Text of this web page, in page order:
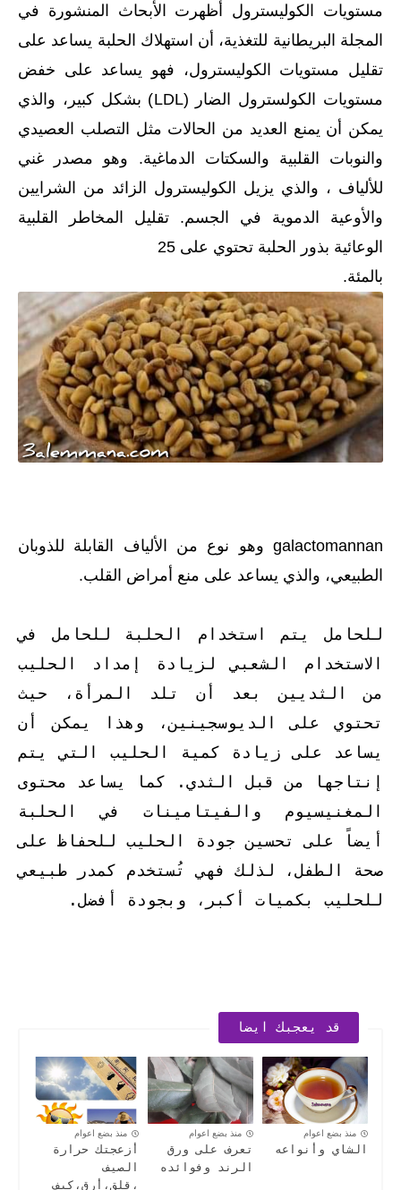
مستويات الكوليسترول أظهرت الأبحاث المنشورة في
المجلة البريطانية للتغذية، أن استهلاك الحلبة يساعد على
تقليل مستويات الكوليسترول، فهو يساعد على خفض
مستويات الكولسترول الضار (LDL) بشكل كبير، والذي
يمكن أن يمنع العديد من الحالات مثل التصلب العصيدي
والنوبات القلبية والسكتات الدماغية. وهو مصدر غني
للألياف ، والذي يزيل الكوليسترول الزائد من الشرايين
والأوعية الدموية في الجسم. تقليل المخاطر القلبية
الوعائية بذور الحلبة تحتوي على 25
بالمئة.
galactomannan وهو نوع من الألياف القابلة للذوبان
الطبيعي، والذي يساعد على منع أمراض القلب.
للحامل يتم استخدام الحلبة للحامل في
الاستخدام الشعبي لزيادة إمداد الحليب
من الثديين بعد أن تلد المرأة، حيث
تحتوي على الديوسجينين، وهذا يمكن أن
يساعد على زيادة كمية الحليب التي يتم
إنتاجها من قبل الثدي. كما يساعد محتوى
المغنيسيوم والفيتامينات في الحلبة
أيضاً على تحسين جودة الحليب للحفاظ على
صحة الطفل، لذلك فهي تُستخدم كمدر طبيعي
للحليب بكميات أكبر، وبجودة أفضل.
قد يعجبك ايضا
منذ بضع اعوام
الشاي وأنواعه
منذ بضع اعوام
تعرف على ورق
الرند وفوائده
منذ بضع اعوام
أزعجتك حرارة
الصيف
،قلق،أرق،كيف